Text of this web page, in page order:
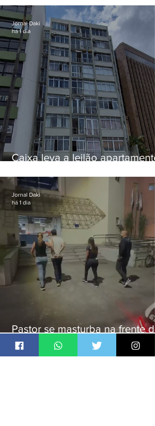
Caixa leva a leilão apartamento
Botafogo
Jornal Daki
há 1 dia
Pastor se masturba na frente de
criança e é preso na Zona
Jornal Daki
há 1 dia